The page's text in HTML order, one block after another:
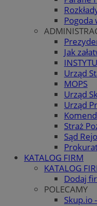
Pogoda
Jak
Urząd
MOPS
Urząd
Urząd
Straż
Sąd
KATALOG FIRM
KATALOG
Dodaj
POLECAMY
Skup.io